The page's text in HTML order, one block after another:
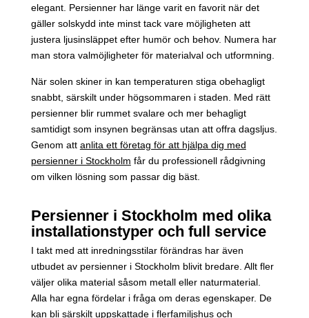
elegant. Persienner har länge varit en favorit när det
gäller solskydd inte minst tack vare möjligheten att
justera ljusinsläppet efter humör och behov. Numera har
man stora valmöjligheter för materialval och utformning.
När solen skiner in kan temperaturen stiga obehagligt
snabbt, särskilt under högsommaren i staden. Med rätt
persienner blir rummet svalare och mer behagligt
samtidigt som insynen begränsas utan att offra dagsljus.
Genom att anlita ett företag för att hjälpa dig med
persienner i Stockholm får du professionell rådgivning
om vilken lösning som passar dig bäst.
Persienner i Stockholm med olika
installationstyper och full service
I takt med att inredningsstilar förändras har även
utbudet av persienner i Stockholm blivit bredare. Allt fler
väljer olika material såsom metall eller naturmaterial.
Alla har egna fördelar i fråga om deras egenskaper. De
kan bli särskilt uppskattade i flerfamiljshus och